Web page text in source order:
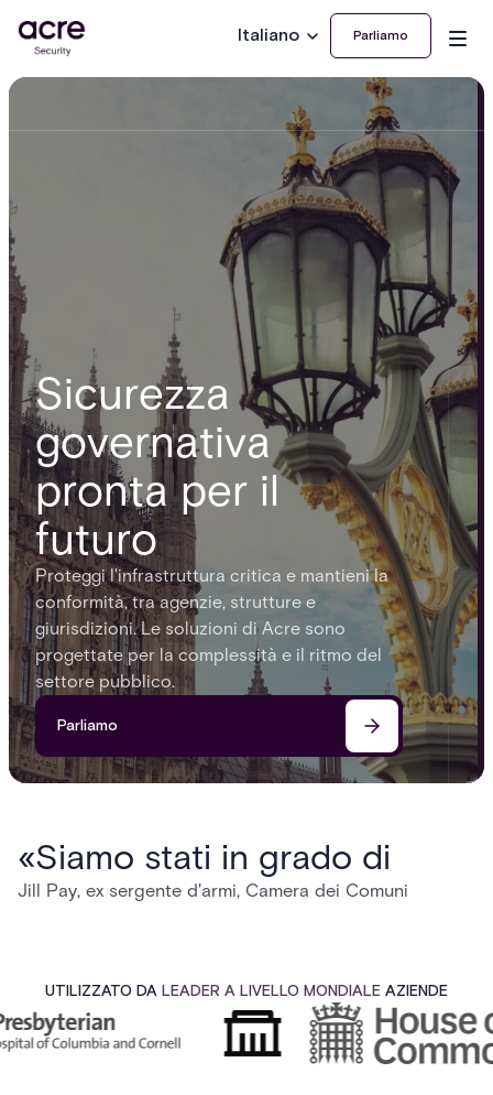
Italiano Parliamo
Sicurezza
governativa
pronta per il
futuro
Proteggi l'infrastruttura critica e mantieni la
conformità, tra agenzie, strutture e
giurisdizioni. Le soluzioni di Acre sono
progettate per la complessità e il ritmo del
settore pubblico.
Parliamo
«Siamo stati in grado di
Jill Pay, ex sergente d'armi, Camera dei Comuni
UTILIZZATO DA LEADER A LIVELLO MONDIALE AZIENDE